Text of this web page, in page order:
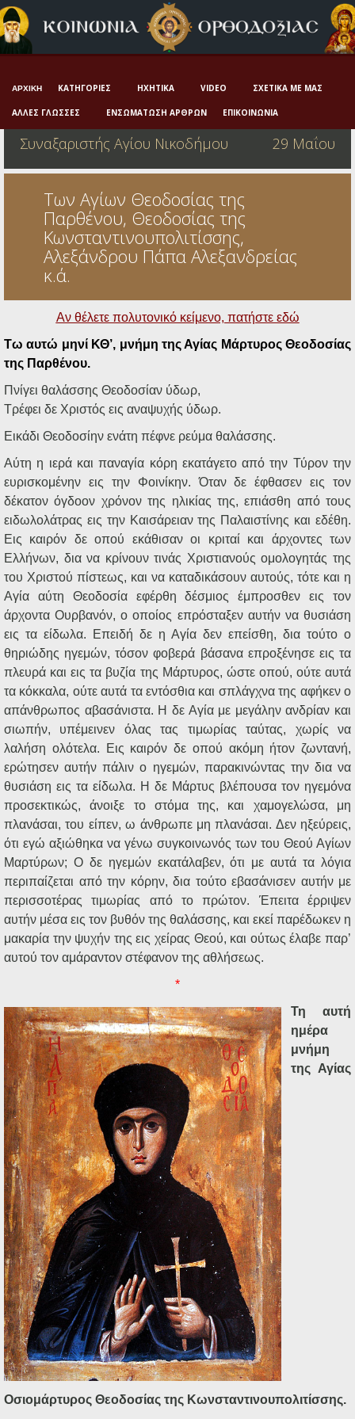
Αρχική
Πνευματική ζωή
Λατρεία και προσευχή
Πατερικό ανθολόγιο
Αγιολόγιο – Εορτολόγιο
Γέροντες
Η πίστη στην εποχή μας
Ορθόδοξη οικογένεια
Ορθόδοξο προσκυνητάριο
Ηχητικά
ΑΡΧΙΚΉ ΚΑΤΗΓΟΡΊΕΣ ΗΧΗΤΙΚΆ VIDEO ΣΧΕΤΙΚΆ ΜΕ ΜΑΣ
ΆΛΛΕΣ ΓΛΏΣΣΕΣ ΕΝΣΩΜΆΤΩΣΗ ΆΡΘΡΩΝ ΕΠΙΚΟΙΝΩΝΊΑ
Συναξαριστής Αγίου Νικοδήμου 29 Μαΐου
Των Αγίων Θεοδοσίας της
Παρθένου, Θεοδοσίας της
Κωνσταντινουπολιτίσσης,
Αλεξάνδρου Πάπα Αλεξανδρείας
κ.ά.
Αν θέλετε πολυτονικό κείμενο, πατήστε εδώ
Τω αυτώ μηνί ΚΘ’, μνήμη της Αγίας Μάρτυρος Θεοδοσίας
της Παρθένου.
Πνίγει θαλάσσης Θεοδοσίαν ύδωρ,
Τρέφει δε Χριστός εις αναψυχής ύδωρ.
Εικάδι Θεοδοσίην ενάτη πέφνε ρεύμα θαλάσσης.
Αύτη η ιερά και παναγία κόρη εκατάγετο από την Τύρον την
ευρισκομένην εις την Φοινίκην. Όταν δε έφθασεν εις τον
δέκατον όγδοον χρόνον της ηλικίας της, επιάσθη από τους
ειδωλολάτρας εις την Καισάρειαν της Παλαιστίνης και εδέθη.
Εις καιρόν δε οπού εκάθισαν οι κριταί και άρχοντες των
Ελλήνων, δια να κρίνουν τινάς Χριστιανούς ομολογητάς της
του Χριστού πίστεως, και να καταδικάσουν αυτούς, τότε και η
Αγία αύτη Θεοδοσία εφέρθη δέσμιος έμπροσθεν εις τον
άρχοντα Ουρβανόν, ο οποίος επρόσταξεν αυτήν να θυσιάση
εις τα είδωλα. Επειδή δε η Αγία δεν επείσθη, δια τούτο ο
θηριώδης ηγεμών, τόσον φοβερά βάσανα επροξένησε εις τα
πλευρά και εις τα βυζία της Μάρτυρος, ώστε οπού, ούτε αυτά
τα κόκκαλα, ούτε αυτά τα εντόσθια και σπλάγχνα της αφήκεν ο
απάνθρωπος αβασάνιστα. Η δε Αγία με μεγάλην ανδρίαν και
σιωπήν, υπέμεινεν όλας τας τιμωρίας ταύτας, χωρίς να
λαλήση ολότελα. Εις καιρόν δε οπού ακόμη ήτον ζωντανή,
ερώτησεν αυτήν πάλιν ο ηγεμών, παρακινώντας την δια να
θυσιάση εις τα είδωλα. Η δε Μάρτυς βλέπουσα τον ηγεμόνα
προσεκτικώς, άνοιξε το στόμα της, και χαμογελώσα, μη
πλανάσαι, του είπεν, ω άνθρωπε μη πλανάσαι. Δεν ηξεύρεις,
ότι εγώ αξιώθηκα να γένω συγκοινωνός των του Θεού Αγίων
Μαρτύρων; Ο δε ηγεμών εκατάλαβεν, ότι με αυτά τα λόγια
περιπαίζεται από την κόρην, δια τούτο εβασάνισεν αυτήν με
περισσοτέρας τιμωρίας από το πρώτον. Έπειτα έρριψεν
αυτήν μέσα εις τον βυθόν της θαλάσσης, και εκεί παρέδωκεν η
μακαρία την ψυχήν της εις χείρας Θεού, και ούτως έλαβε παρ’
αυτού τον αμάραντον στέφανον της αθλήσεως.
*
Τη αυτή
ημέρα
μνήμη
της Αγίας
Οσιομάρτυρος Θεοδοσίας της Κωνσταντινουπολιτίσσης.